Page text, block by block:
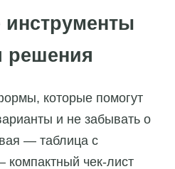
решения
которые помогут
и не забывать о
— таблица с
компактный чек-лист